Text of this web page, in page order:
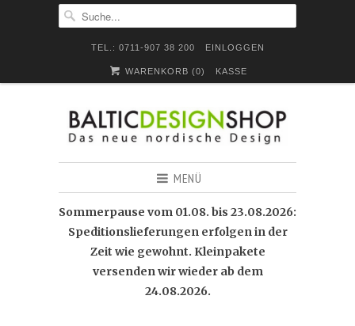
TEL.: 0711-907 38 200 EINLOGGEN
WARENKORB (0) KASSE
MENÜ
Sommerpause vom 01.08. bis 23.08.2026:
Speditionslieferungen erfolgen in der
Zeit wie gewohnt. Kleinpakete
versenden wir wieder ab dem
24.08.2026.